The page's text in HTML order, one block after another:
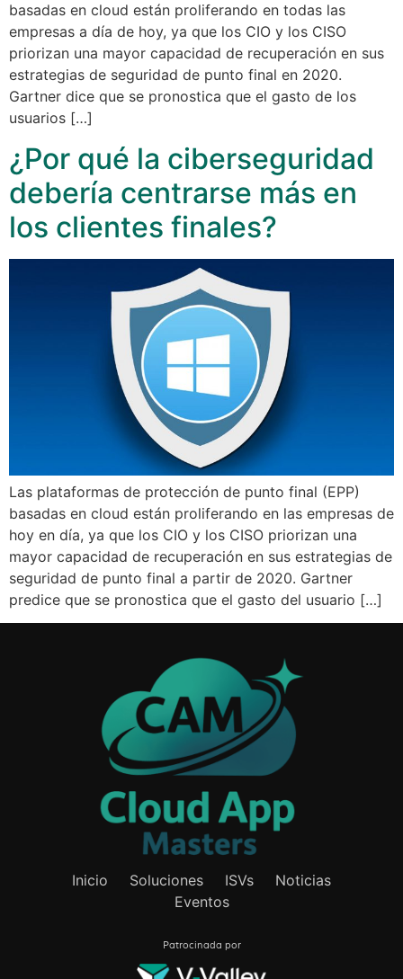
basadas en cloud están proliferando en todas las
empresas a día de hoy, ya que los CIO y los CISO
priorizan una mayor capacidad de recuperación en sus
estrategias de seguridad de punto final en 2020.
Gartner dice que se pronostica que el gasto de los
usuarios […]
¿Por qué la ciberseguridad
debería centrarse más en
los clientes finales?
Las plataformas de protección de punto final (EPP)
basadas en cloud están proliferando en las empresas de
hoy en día, ya que los CIO y los CISO priorizan una
mayor capacidad de recuperación en sus estrategias de
seguridad de punto final a partir de 2020. Gartner
predice que se pronostica que el gasto del usuario […]
Inicio Soluciones ISVs
Noticias
Eventos
Patrocinada por